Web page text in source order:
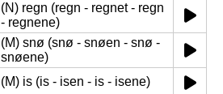
(N) regn (regn - regnet - regn
- regnene)
(M) snø (snø - snøen - snø -
snøene)
(M) is (is - isen - is - isene)